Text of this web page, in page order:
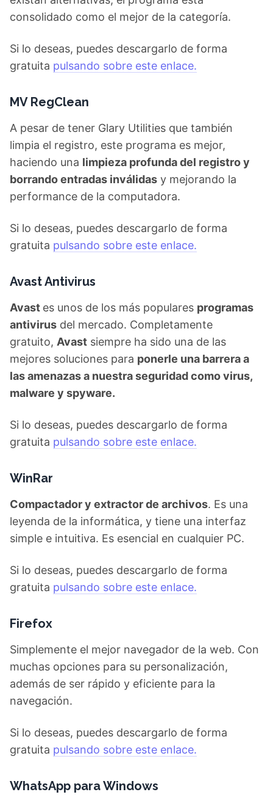
consolidado como el mejor de la categoría.
Si lo deseas, puedes descargarlo de forma
gratuita pulsando sobre este enlace.
MV RegClean
A pesar de tener Glary Utilities que también
limpia el registro, este programa es mejor,
haciendo una limpieza profunda del registro y
borrando entradas inválidas y mejorando la
performance de la computadora.
Si lo deseas, puedes descargarlo de forma
gratuita pulsando sobre este enlace.
Avast Antivirus
Avast es unos de los más populares programas
antivirus del mercado. Completamente
gratuito, Avast siempre ha sido una de las
mejores soluciones para ponerle una barrera a
las amenazas a nuestra seguridad como virus,
malware y spyware.
Si lo deseas, puedes descargarlo de forma
gratuita pulsando sobre este enlace.
WinRar
Compactador y extractor de archivos. Es una
leyenda de la informática, y tiene una interfaz
simple e intuitiva. Es esencial en cualquier PC.
Si lo deseas, puedes descargarlo de forma
gratuita pulsando sobre este enlace.
Firefox
Simplemente el mejor navegador de la web. Con
muchas opciones para su personalización,
además de ser rápido y eficiente para la
navegación.
Si lo deseas, puedes descargarlo de forma
gratuita pulsando sobre este enlace.
WhatsApp para Windows